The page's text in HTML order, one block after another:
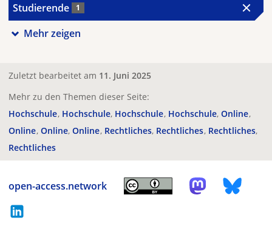
Studierende 1
Mehr zeigen
Zuletzt bearbeitet am 11. Juni 2025
Mehr zu den Themen dieser Seite:
Hochschule Hochschule Hochschule Hochschule Online
Online Online Online Rechtliches Rechtliches Rechtliches
Rechtliches
open-access.network